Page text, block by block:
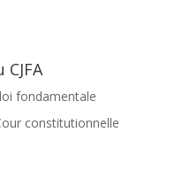
loi fondamentale
constitutionnelle